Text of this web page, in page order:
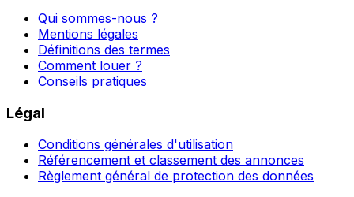
Qui sommes-nous ?
Mentions légales
Définitions des termes
Comment louer ?
Conseils pratiques
Légal
Conditions générales d'utilisation
Référencement et classement des annonces
Règlement général de protection des données